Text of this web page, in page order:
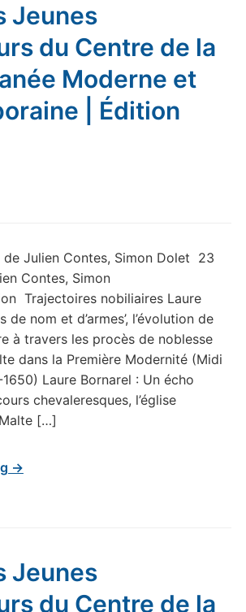
Jeunes
du Centre de la
Moderne et
| Édition
de Julien Contes, Simon Dolet 23
Contes, Simon
Trajectoires nobiliaires Laure
de nom et d’armes’, l’évolution de
à travers les procès de noblesse
dans la Première Modernité (Midi
Laure Bornarel : Un écho
chevaleresques, l’église
[…]
→
Jeunes
du Centre de la